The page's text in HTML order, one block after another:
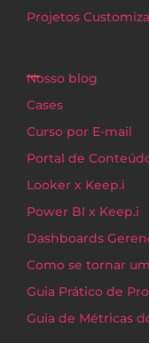
Projetos
Nosso blog
Cases
Curso por E-mail
Portal de
Looker x Keep.i
Power BI x Keep.i
Dashboards
Como se tornar
Guia Prático de
Guia de Métricas